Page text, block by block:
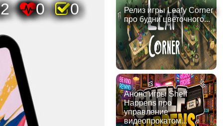
0 0
Релиз игры Leafy Corner
про будни цветочного...
Анонс игры Shelf
Happens про
управление
видеопрокатом...